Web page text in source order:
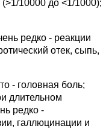
10000 до <1/1000);
редко - реакции
отек, сыпь,
- головная боль;
длительном
редко -
галлюцинации и